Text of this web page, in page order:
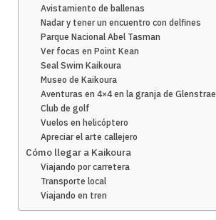
Avistamiento de ballenas
Nadar y tener un encuentro con delfines
Parque Nacional Abel Tasman
Ver focas en Point Kean
Seal Swim Kaikoura
Museo de Kaikoura
Aventuras en 4×4 en la granja de Glenstrae
Club de golf
Vuelos en helicóptero
Apreciar el arte callejero
Cómo llegar a Kaikoura
Viajando por carretera
Transporte local
Viajando en tren